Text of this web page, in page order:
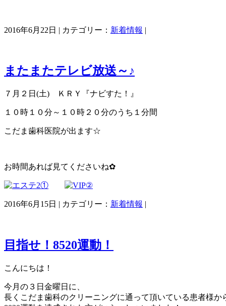
2016年6月22日 | カテゴリー： 新着情報 |
またまたテレビ放送～♪
７月２日(土) ＫＲＹ『ナビすた！』
１０時１０分～１０時２０分のうち１分間
こだま歯科医院が出ます☆
お時間あれば見てくださいね✿
2016年6月15日 | カテゴリー： 新着情報 |
目指せ！8520運動！
こんにちは！
今月の３日金曜日に、
長くこだま歯科のクリーニングに通って頂いている患者様か